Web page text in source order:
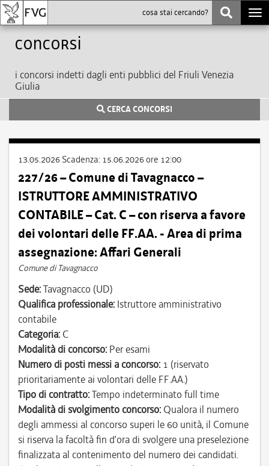
Concorsi
i concorsi indetti dagli enti pubblici del Friuli Venezia
Giulia
CERCA CONCORSI
13.05.2026 Scadenza: 15.06.2026 ore 12:00
227/26 – Comune di Tavagnacco –
ISTRUTTORE AMMINISTRATIVO
CONTABILE – Cat. C – con riserva a favore
dei volontari delle FF.AA. - Area di prima
assegnazione: Affari Generali
Comune di Tavagnacco
Sede:Tavagnacco (UD)
Qualifica professionale: Istruttore amministrativo
contabile
Categoria: C
Modalità di concorso: Per esami
Numero di posti messi a concorso: 1 (riservato
prioritariamente ai volontari delle FF.AA.)
Tipo di contratto:Tempo indeterminato full time
Modalità di svolgimento concorso: Qualora il numero
degli ammessi al concorso superi le 60 unità, il Comune
si riserva la facoltà fin d’ora di svolgere una preselezione
finalizzata al contenimento del numero dei candidati.